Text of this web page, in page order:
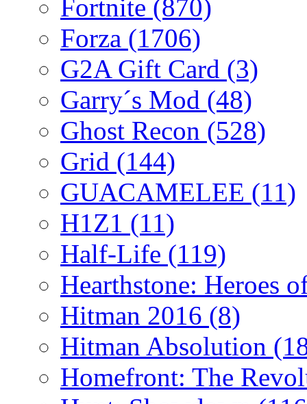
Fortnite (870)
Forza (1706)
G2A Gift Card (3)
Garry´s Mod (48)
Ghost Recon (528)
Grid (144)
GUACAMELEE (11)
H1Z1 (11)
Half-Life (119)
Hearthstone: Heroes
Hitman 2016 (8)
Hitman Absolution
Homefront: The